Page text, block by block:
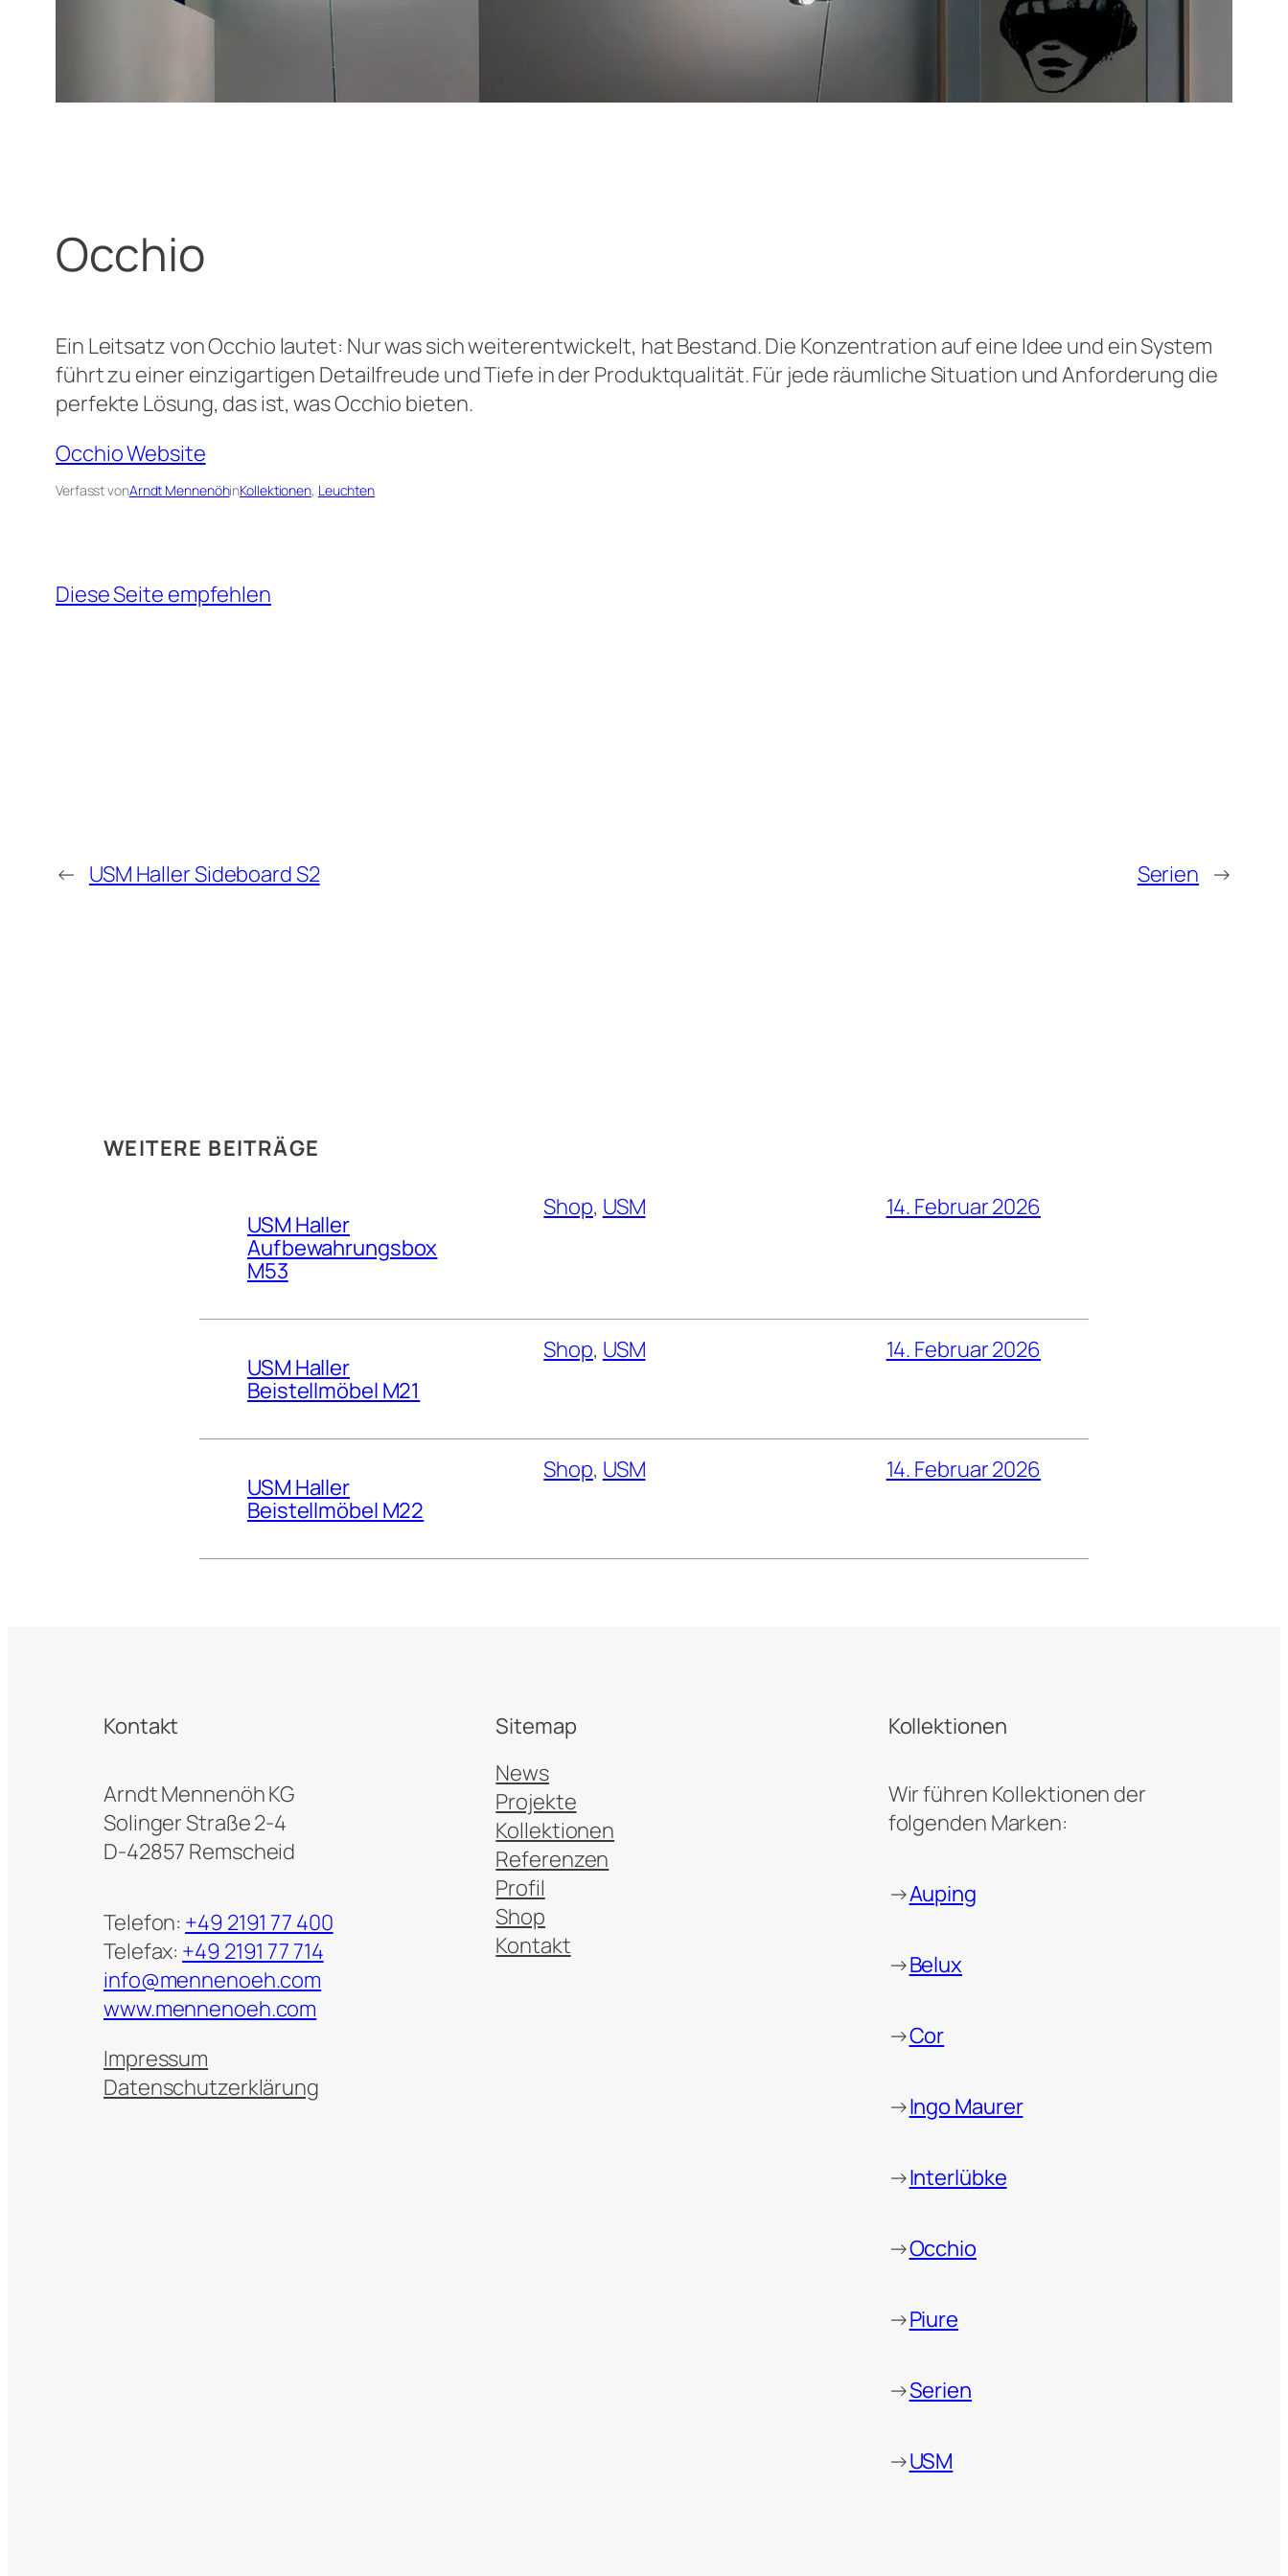
Occhio
Ein Leitsatz von Occhio lautet: Nur was sich weiterentwickelt, hat Bestand. Die Konzentration auf eine Idee und ein System
führt zu einer einzigartigen Detailfreude und Tiefe in der Produktqualität. Für jede räumliche Situation und Anforderung die
perfekte Lösung, das ist, was Occhio bieten.
Occhio Website
Verfasst vonArndt MennenöhinKollektionen, Leuchten
Diese Seite empfehlen
← USM Haller Sideboard S2 Serien →
WEITERE BEITRÄGE
USM Haller
Aufbewahrungsbox
M53
Shop, USM 14. Februar 2026
USM Haller
Beistellmöbel M21
Shop, USM 14. Februar 2026
USM Haller
Beistellmöbel M22
Shop, USM 14. Februar 2026
Kontakt
Arndt Mennenöh KG
Solinger Straße 2-4
D-42857 Remscheid
Telefon: +49 2191 77 400
Telefax: +49 2191 77 714
info@mennenoeh.com
www.mennenoeh.com
Impressum
Datenschutzerklärung
Sitemap
News
Projekte
Kollektionen
Referenzen
Profil
Shop
Kontakt
Kollektionen
Wir führen Kollektionen der
folgenden Marken:
→Auping
→Belux
→Cor
→Ingo Maurer
→Interlübke
→Occhio
→Piure
→Serien
→USM